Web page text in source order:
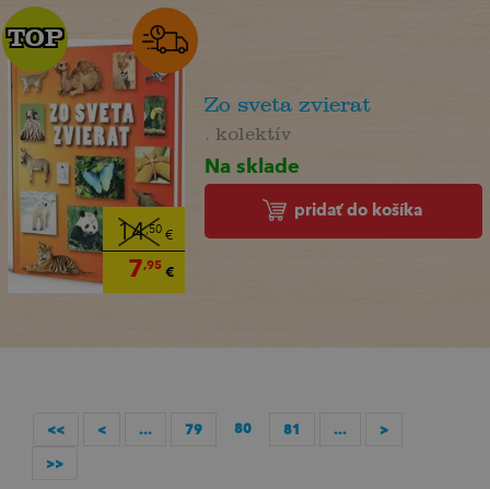
14,50€
7,95€
TOP
TOP
Zo sveta zvierat
. kolektív
Na sklade
pridať do košíka
<< < ... 79 80 81 ... >
>>